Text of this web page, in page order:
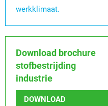
werkklimaat.
Download brochure
stofbestrijding
industrie
DOWNLOAD